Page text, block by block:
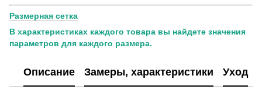
Размерная сетка
В характеристиках каждого товара вы найдете значения
параметров для каждого размера.
Описание Замеры, характеристики Уход